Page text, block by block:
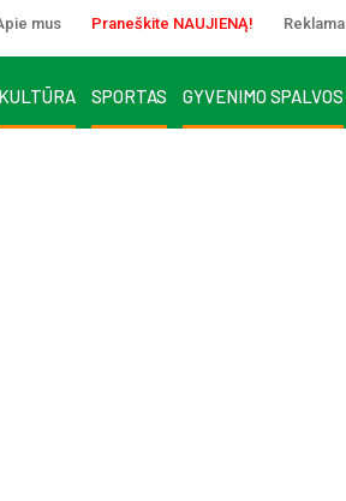
mus Praneškite NAUJIENĄ! Reklama
KULTŪRA SPORTAS GYVENIMO SPALVOS